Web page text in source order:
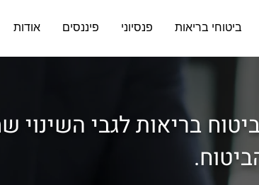
ביטוחי בריאות פנסיוני פיננסים אודות
בריאות לגבי השינוי